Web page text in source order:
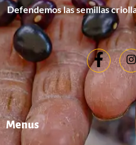
Defendemos las semillas
Menus